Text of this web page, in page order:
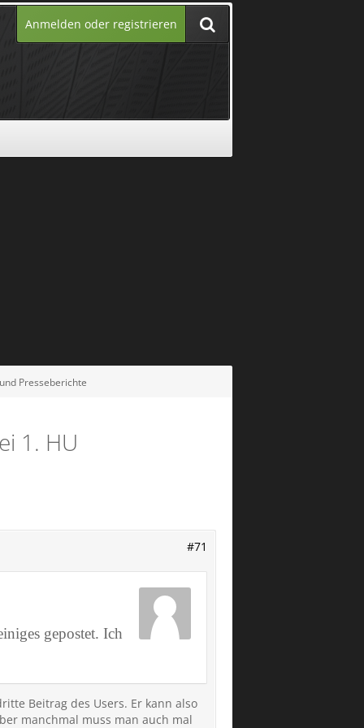
Anmelden oder registrieren
Presseberichte
1. HU
#71
gepostet. Ich
Beitrag des Users. Er kann also
manchmal muss man auch mal